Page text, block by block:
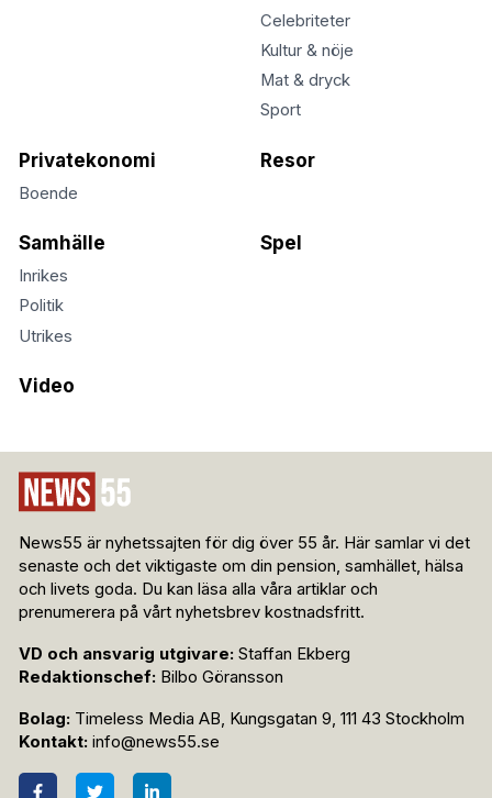
Celebriteter
Kultur & nöje
Mat & dryck
Sport
Privatekonomi
Boende
Resor
Samhälle
Inrikes
Politik
Utrikes
Spel
Video
News55 är nyhetssajten för dig över 55 år. Här samlar vi det
senaste och det viktigaste om din pension, samhället, hälsa
och livets goda. Du kan läsa alla våra artiklar och
prenumerera på vårt nyhetsbrev kostnadsfritt.
VD och ansvarig utgivare: Staffan Ekberg
Redaktionschef: Bilbo Göransson
Bolag: Timeless Media AB, Kungsgatan 9, 111 43 Stockholm
Kontakt: info@news55.se